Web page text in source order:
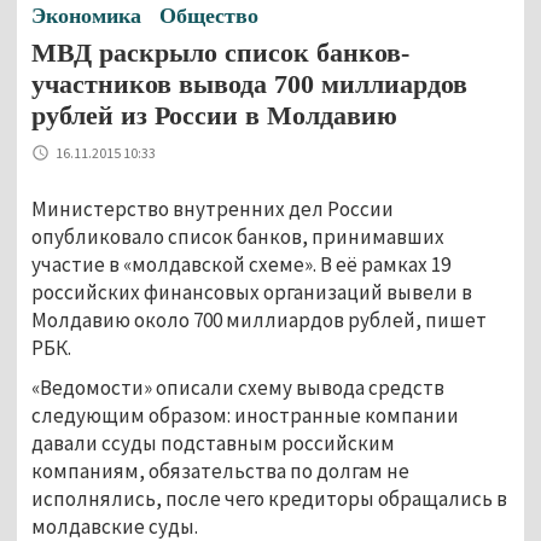
Экономика Общество
МВД раскрыло список банков-
участников вывода 700 миллиардов
рублей из России в Молдавию
16.11.2015 10:33
Министерство внутренних дел России
опубликовало список банков, принимавших
участие в «молдавской схеме». В её рамках 19
российских финансовых организаций вывели в
Молдавию около 700 миллиардов рублей, пишет
РБК.
«Ведомости» описали схему вывода средств
следующим образом: иностранные компании
давали ссуды подставным российским
компаниям, обязательства по долгам не
исполнялись, после чего кредиторы обращались в
молдавские суды.